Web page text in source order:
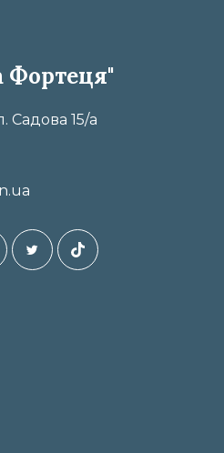
Фортеця"
Садова 15/а